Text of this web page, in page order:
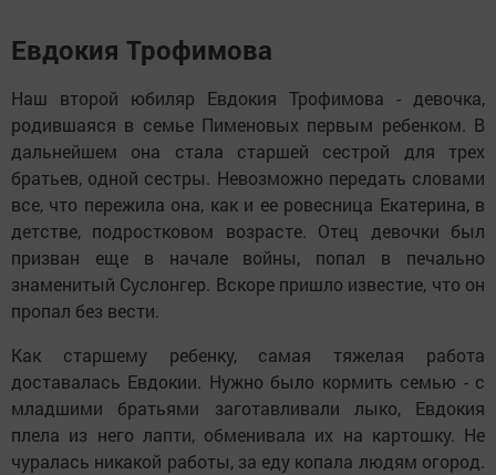
Евдокия Трофимова
Наш второй юбиляр Евдокия Трофимова - девочка,
родившаяся в семье Пименовых первым ребенком. В
дальнейшем она стала старшей сестрой для трех
братьев, одной сестры. Невозможно передать словами
все, что пережила она, как и ее ровесница Екатерина, в
детстве, подростковом возрасте. Отец девочки был
призван еще в начале войны, попал в печально
знаменитый Суслонгер. Вскоре пришло известие, что он
пропал без вести.
Как старшему ребенку, самая тяжелая работа
доставалась Евдокии. Нужно было кормить семью - с
младшими братьями заготавливали лыко, Евдокия
плела из него лапти, обменивала их на картошку. Не
чуралась никакой работы, за еду копала людям огород.